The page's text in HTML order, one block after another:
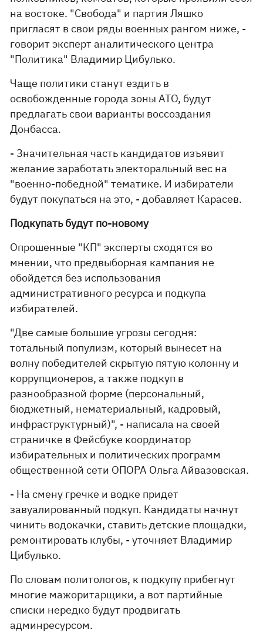
на востоке. "Свобода" и партия Ляшко
пригласят в свои ряды военных рангом ниже, -
говорит эксперт аналитического центра
"Политика" Владимир Цибулько.
Чаще политики станут ездить в
освобожденные города зоны АТО, будут
предлагать свои варианты воссоздания
Донбасса.
- Значительная часть кандидатов изъявит
желание заработать электоральный вес на
"военно-победной" тематике. И избиратели
будут покупаться на это, - добавляет Карасев.
Подкупать будут по-новому
Опрошенные "КП" эксперты сходятся во
мнении, что предвыборная кампания не
обойдется без использования
административного ресурса и подкупа
избирателей.
"Две самые большие угрозы сегодня:
тотальный популизм, который вынесет на
волну победителей скрытую пятую колонну и
коррупционеров, а также подкуп в
разнообразной форме (персональный,
бюджетный, нематериальный, кадровый,
инфраструктурный)", - написала на своей
страничке в Фейсбуке координатор
избирательных и политических программ
общественной сети ОПОРА Ольга Айвазовская.
- На смену гречке и водке придет
завуалированный подкуп. Кандидаты начнут
чинить водокачки, ставить детские площадки,
ремонтировать клубы, - уточняет Владимир
Цибулько.
По словам политологов, к подкупу прибегнут
многие мажоритарщики, а вот партийные
списки нередко будут продвигать
админресурсом.